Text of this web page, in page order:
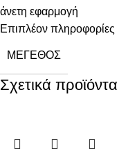
άνετη εφαρμογή
Επιπλέον πληροφορίες
ΜΈΓΕΘΟΣ
Σχετικά προϊόντα